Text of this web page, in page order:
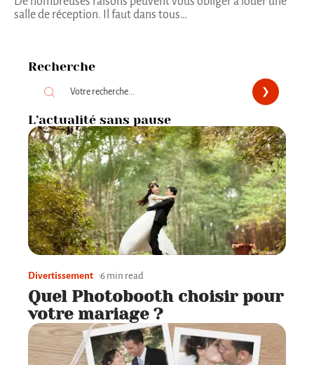
salle de réception. Il faut dans tous…
Recherche
L’actualité sans pause
Divertissement 6 min read
Quel Photobooth choisir pour
votre mariage ?